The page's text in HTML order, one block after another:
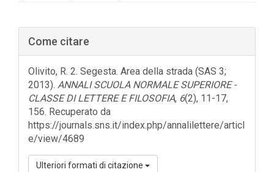
Barra
laterale
dell'articolo
Come citare
Olivito, R. 2. Segesta. Area della strada (SAS 3;
2013). ANNALI SCUOLA NORMALE SUPERIORE -
CLASSE DI LETTERE E FILOSOFIA, 6(2), 11-17,
156. Recuperato da
https://journals.sns.it/index.php/annalilettere/articl
e/view/4689
Ulteriori formati di citazione